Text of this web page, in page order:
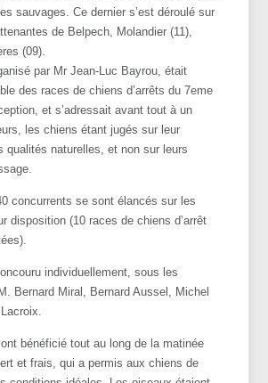
sauvages. Ce dernier s’est déroulé sur
de Belpech, Molandier (11),
(09).
par Mr Jean-Luc Bayrou, était
des races de chiens d’arrêts du 7eme
et s’adressait avant tout à un
les chiens étant jugés sur leur
qualités naturelles, et non sur leurs
concurrents se sont élancés sur les
disposition (10 races de chiens d’arrêt
individuellement, sous les
Bernard Miral, Bernard Aussel, Michel
ont bénéficié tout au long de la matinée
et frais, qui a permis aux chiens de